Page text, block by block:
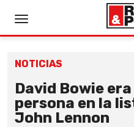
NOTICIAS
David Bowie
persona en la
John Lennon